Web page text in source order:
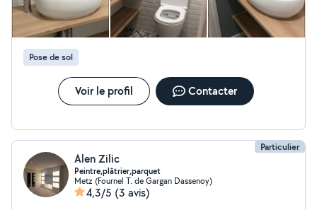
Pose de sol
Voir le profil Contacter
Particulier
Alen Zilic
Peintre,plâtrier,parquet
Metz (Fournel T. de Gargan Dassenoy)
4,3/5 (3 avis)